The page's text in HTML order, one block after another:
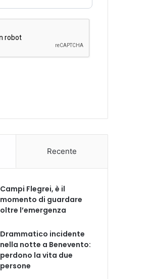
Recente
Campi Flegrei, è il
momento di guardare
oltre l’emergenza
Drammatico incidente
nella notte a Benevento:
perdono la vita due
persone